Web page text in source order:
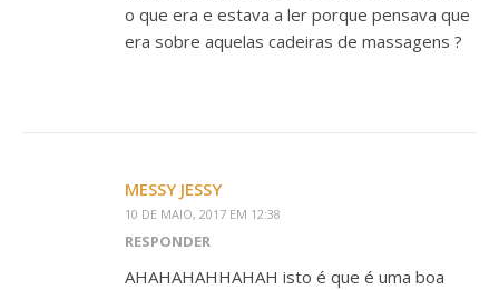
o que era e estava a ler porque pensava que
era sobre aquelas cadeiras de massagens ?
MESSY JESSY
10 DE MAIO, 2017 EM 12:38
RESPONDER
AHAHAHAHHAHAH isto é que é uma boa